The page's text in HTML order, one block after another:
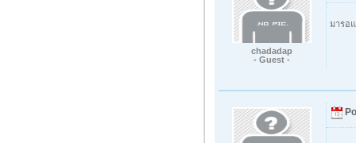
chadadap
- Guest -
มารอ